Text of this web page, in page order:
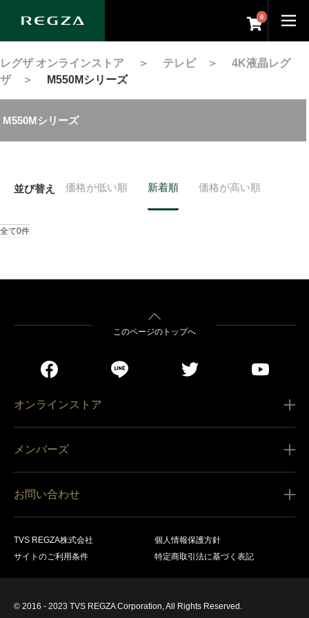
0
レグザ オンラインストア ＞ テレビ＞ 4K液晶レグ
ザ＞ M550Mシリーズ
M550Mシリーズ
並び替え 価格が低い順 新着順 価格が高い順
全て0件
このページのトップへ
オンラインストア
営業日カレンダー
メンバーズ
会員規約
商品登録
お問い合わせ
TVS REGZA株式会社
個人情報保護方針
サイトのご利用条件
特定商取引法に基づく表記
© 2016 - 2023 TVS REGZA Corporation, All Rights Reserved.